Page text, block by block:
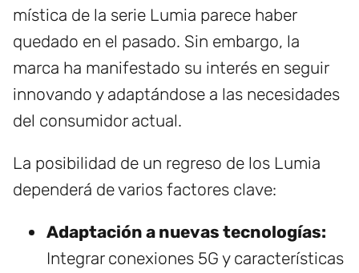
mística de la serie Lumia parece haber
quedado en el pasado. Sin embargo, la
marca ha manifestado su interés en seguir
innovando y adaptándose a las necesidades
del consumidor actual.
La posibilidad de un regreso de los Lumia
dependerá de varios factores clave:
Adaptación a nuevas tecnologías:
Integrar conexiones 5G y características